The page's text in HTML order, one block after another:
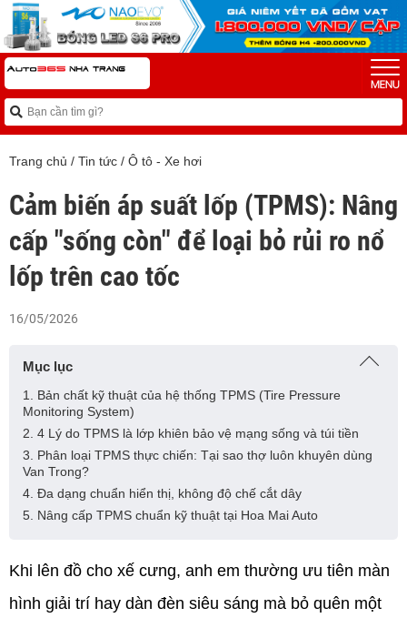
Trang chủ / Tin tức / Ô tô - Xe hơi
Cảm biến áp suất lốp (TPMS): Nâng
cấp "sống còn" để loại bỏ rủi ro nổ
lốp trên cao tốc
16/05/2026
Mục lục
1. Bản chất kỹ thuật của hệ thống TPMS (Tire Pressure
Monitoring System)
2. 4 Lý do TPMS là lớp khiên bảo vệ mạng sống và túi tiền
3. Phân loại TPMS thực chiến: Tại sao thợ luôn khuyên dùng
Van Trong?
4. Đa dạng chuẩn hiển thị, không độ chế cắt dây
5. Nâng cấp TPMS chuẩn kỹ thuật tại Hoa Mai Auto
Khi lên đồ cho xế cưng, anh em thường ưu tiên màn
hình giải trí hay dàn đèn siêu sáng mà bỏ quên một